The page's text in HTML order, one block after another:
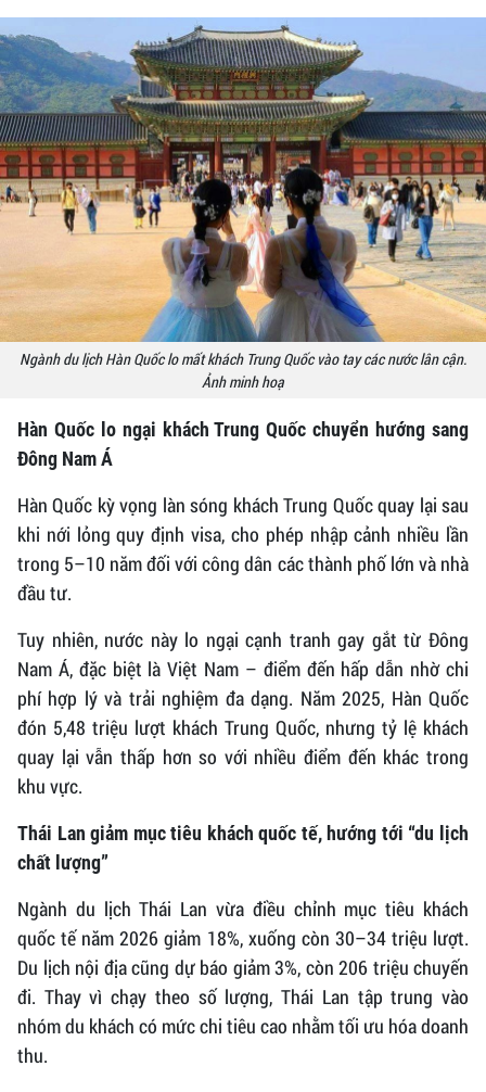
Ngành du lịch Hàn Quốc lo mất khách Trung Quốc vào tay các nước lân cận.
Ảnh minh hoạ
Hàn Quốc lo ngại khách Trung Quốc chuyển hướng sang
Đông Nam Á
Hàn Quốc kỳ vọng làn sóng khách Trung Quốc quay lại sau
khi nới lỏng quy định visa, cho phép nhập cảnh nhiều lần
trong 5–10 năm đối với công dân các thành phố lớn và nhà
đầu tư.
Tuy nhiên, nước này lo ngại cạnh tranh gay gắt từ Đông
Nam Á, đặc biệt là Việt Nam – điểm đến hấp dẫn nhờ chi
phí hợp lý và trải nghiệm đa dạng. Năm 2025, Hàn Quốc
đón 5,48 triệu lượt khách Trung Quốc, nhưng tỷ lệ khách
quay lại vẫn thấp hơn so với nhiều điểm đến khác trong
khu vực.
Thái Lan giảm mục tiêu khách quốc tế, hướng tới “du lịch
chất lượng”
Ngành du lịch Thái Lan vừa điều chỉnh mục tiêu khách
quốc tế năm 2026 giảm 18%, xuống còn 30–34 triệu lượt.
Du lịch nội địa cũng dự báo giảm 3%, còn 206 triệu chuyến
đi. Thay vì chạy theo số lượng, Thái Lan tập trung vào
nhóm du khách có mức chi tiêu cao nhằm tối ưu hóa doanh
thu.